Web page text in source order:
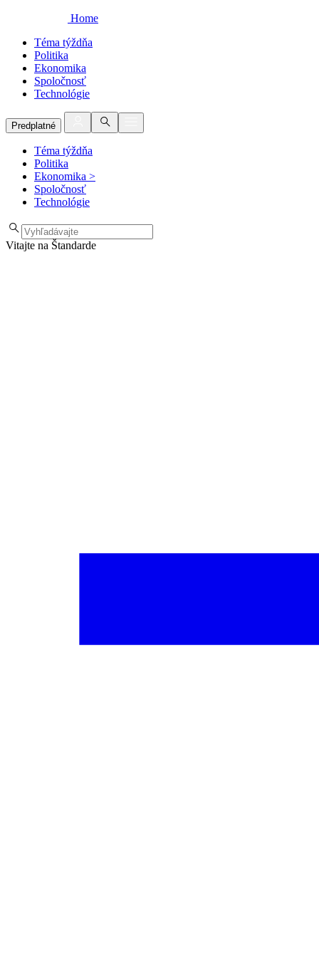
Home
Téma týždňa
Politika
Ekonomika
Spoločnosť
Technológie
Predplatné
Téma týždňa
Politika
Ekonomika >
Spoločnosť
Technológie
Vitajte na Štandarde